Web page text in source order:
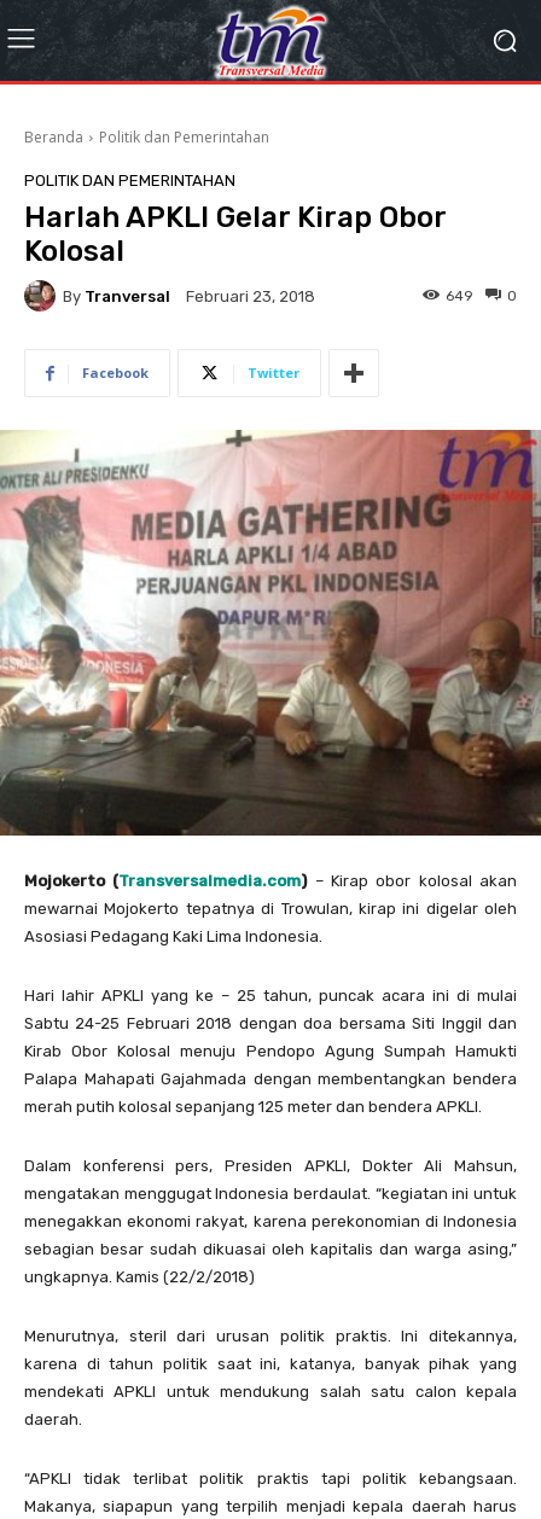
Beranda Politik dan Pemerintahan
POLITIK DAN PEMERINTAHAN
Harlah APKLI Gelar Kirap Obor
Kolosal
By Tranversal Februari 23, 2018 0
649
Facebook Twitter
Mojokerto (Transversalmedia.com)– Kirap obor kolosal akan
mewarnai Mojokerto tepatnya di Trowulan, kirap ini digelar oleh
Asosiasi Pedagang Kaki Lima Indonesia.
Hari lahir APKLI yang ke – 25 tahun, puncak acara ini di mulai
Sabtu 24-25 Februari 2018 dengan doa bersama Siti Inggil dan
Kirab Obor Kolosal menuju Pendopo Agung Sumpah Hamukti
Palapa Mahapati Gajahmada dengan membentangkan bendera
merah putih kolosal sepanjang 125 meter dan bendera APKLI.
Dalam konferensi pers, Presiden APKLI, Dokter Ali Mahsun,
mengatakan menggugat Indonesia berdaulat. “kegiatan ini untuk
menegakkan ekonomi rakyat, karena perekonomian di Indonesia
sebagian besar sudah dikuasai oleh kapitalis dan warga asing,”
ungkapnya. Kamis (22/2/2018)
Menurutnya, steril dari urusan politik praktis. Ini ditekannya,
karena di tahun politik saat ini, katanya, banyak pihak yang
mendekati APKLI untuk mendukung salah satu calon kepala
daerah.
“APKLI tidak terlibat politik praktis tapi politik kebangsaan.
Makanya, siapapun yang terpilih menjadi kepala daerah harus